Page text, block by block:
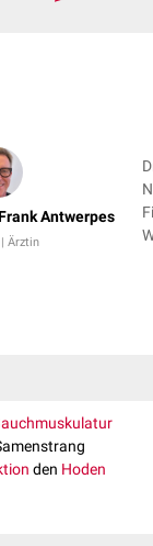
Antwerpes
Ärztin
den Hoden